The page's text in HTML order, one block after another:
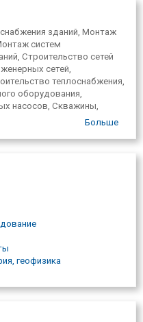
зданий, Монтаж
систем
Строительство сетей
сетей,
теплоснабжения,
оборудования,
насосов, Скважины,
артезианские колодцы,
колодцы,
скважина,
Дренаж, Строительство
Копание траншей
для дренажа, для
оборудования,
и очистки, монтаж
фильтрационные поля,
ставим
вод, Сантехнические,
системы
Больше
геофизика